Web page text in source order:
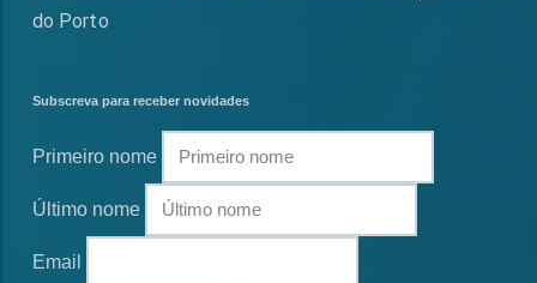
do Porto
Subscreva para receber novidades
Primeiro nome
Último nome
Email